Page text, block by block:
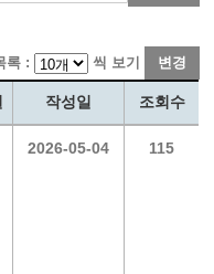
록 : 씩 보기 변경
작성일 조회수
2026-05-04 115